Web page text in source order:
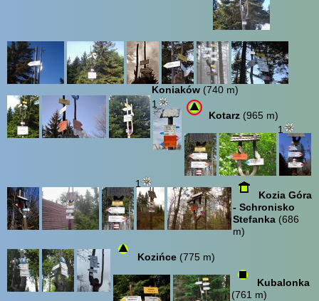
Koniaków (740 m)
1
Kotarz (965 m)
1
1
Kozia Góra
- Schronisko
Stefanka (686
m)
Kozińce (775 m)
Kubalonka
(761 m)